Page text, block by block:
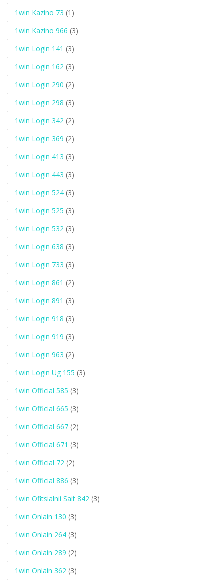
1win Kazino 73 (1)
1win Kazino 966 (3)
1win Login 141 (3)
1win Login 162 (3)
1win Login 290 (2)
1win Login 298 (3)
1win Login 342 (2)
1win Login 369 (2)
1win Login 413 (3)
1win Login 443 (3)
1win Login 524 (3)
1win Login 525 (3)
1win Login 532 (3)
1win Login 638 (3)
1win Login 733 (3)
1win Login 861 (2)
1win Login 891 (3)
1win Login 918 (3)
1win Login 919 (3)
1win Login 963 (2)
1win Login Ug 155 (3)
1win Official 585 (3)
1win Official 665 (3)
1win Official 667 (2)
1win Official 671 (3)
1win Official 72 (2)
1win Official 886 (3)
1win Ofitsialnii Sait 842 (3)
1win Onlain 130 (3)
1win Onlain 264 (3)
1win Onlain 289 (2)
1win Onlain 362 (3)